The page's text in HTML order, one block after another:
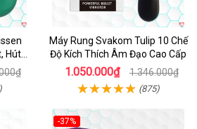
Hút
Máy Rung Svakom Tulip 10 Chế
Độ Kích Thích Âm Đạo Cao Cấp
1.050.000₫ 1.346.000₫
(875)
-37%